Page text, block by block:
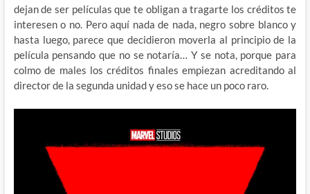
dejan de ser películas que te obligan a tragarte los créditos te
interesen o no. Pero aquí nada de nada, negro sobre blanco y
hasta luego, parece que decidieron moverla al principio de la
película pensando que no se notaría… Y se nota, porque para
colmo de males los créditos finales empiezan acreditando al
director de la segunda unidad y eso se hace un poco raro.